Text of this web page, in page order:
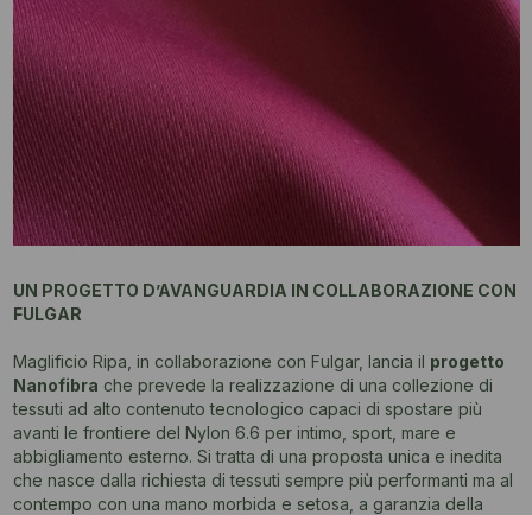
UN PROGETTO D’AVANGUARDIA IN COLLABORAZIONE CON
FULGAR
Maglificio Ripa, in collaborazione con Fulgar, lancia il progetto
Nanofibra che prevede la realizzazione di una collezione di
tessuti ad alto contenuto tecnologico capaci di spostare più
avanti le frontiere del Nylon 6.6 per intimo, sport, mare e
abbigliamento esterno. Si tratta di una proposta unica e inedita
che nasce dalla richiesta di tessuti sempre più performanti ma al
contempo con una mano morbida e setosa, a garanzia della